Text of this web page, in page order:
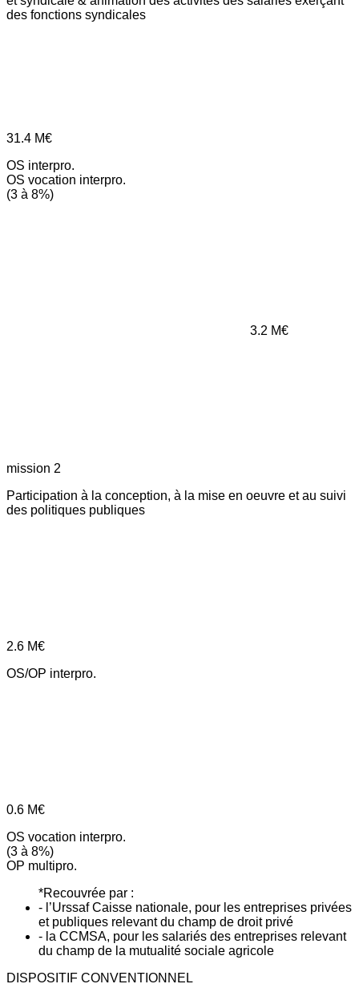
des fonctions syndicales
31.4 M€
OS interpro.
OS vocation interpro.
(3 à 8%)
3.2 M€
mission 2
Participation à la conception, à la mise en oeuvre et au suivi
des politiques publiques
2.6 M€
OS/OP interpro.
0.6 M€
OS vocation interpro.
(3 à 8%)
OP multipro.
*Recouvrée par :
- l’Urssaf Caisse nationale, pour les entreprises privées
et publiques relevant du champ de droit privé
- la CCMSA, pour les salariés des entreprises relevant
du champ de la mutualité sociale agricole
DISPOSITIF CONVENTIONNEL